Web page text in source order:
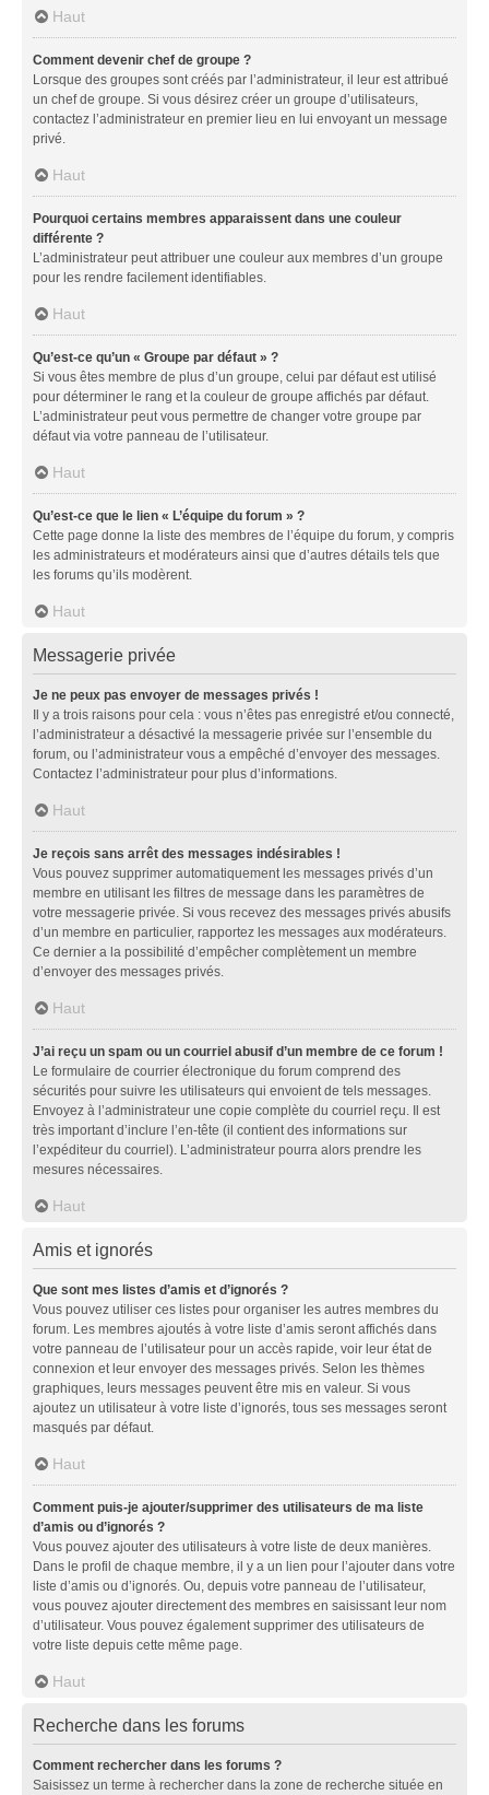
Haut
Comment devenir chef de groupe ?
Lorsque des groupes sont créés par l’administrateur, il leur est attribué
un chef de groupe. Si vous désirez créer un groupe d’utilisateurs,
contactez l’administrateur en premier lieu en lui envoyant un message
privé.
Haut
Pourquoi certains membres apparaissent dans une couleur
différente ?
L’administrateur peut attribuer une couleur aux membres d’un groupe
pour les rendre facilement identifiables.
Haut
Qu’est-ce qu’un « Groupe par défaut » ?
Si vous êtes membre de plus d’un groupe, celui par défaut est utilisé
pour déterminer le rang et la couleur de groupe affichés par défaut.
L’administrateur peut vous permettre de changer votre groupe par
défaut via votre panneau de l’utilisateur.
Haut
Qu’est-ce que le lien « L’équipe du forum » ?
Cette page donne la liste des membres de l’équipe du forum, y compris
les administrateurs et modérateurs ainsi que d’autres détails tels que
les forums qu’ils modèrent.
Haut
Messagerie privée
Je ne peux pas envoyer de messages privés !
Il y a trois raisons pour cela : vous n’êtes pas enregistré et/ou connecté,
l’administrateur a désactivé la messagerie privée sur l’ensemble du
forum, ou l’administrateur vous a empêché d’envoyer des messages.
Contactez l’administrateur pour plus d’informations.
Haut
Je reçois sans arrêt des messages indésirables !
Vous pouvez supprimer automatiquement les messages privés d’un
membre en utilisant les filtres de message dans les paramètres de
votre messagerie privée. Si vous recevez des messages privés abusifs
d’un membre en particulier, rapportez les messages aux modérateurs.
Ce dernier a la possibilité d’empêcher complètement un membre
d’envoyer des messages privés.
Haut
J’ai reçu un spam ou un courriel abusif d’un membre de ce forum !
Le formulaire de courrier électronique du forum comprend des
sécurités pour suivre les utilisateurs qui envoient de tels messages.
Envoyez à l’administrateur une copie complète du courriel reçu. Il est
très important d’inclure l’en-tête (il contient des informations sur
l’expéditeur du courriel). L’administrateur pourra alors prendre les
mesures nécessaires.
Haut
Amis et ignorés
Que sont mes listes d’amis et d’ignorés ?
Vous pouvez utiliser ces listes pour organiser les autres membres du
forum. Les membres ajoutés à votre liste d’amis seront affichés dans
votre panneau de l’utilisateur pour un accès rapide, voir leur état de
connexion et leur envoyer des messages privés. Selon les thèmes
graphiques, leurs messages peuvent être mis en valeur. Si vous
ajoutez un utilisateur à votre liste d’ignorés, tous ses messages seront
masqués par défaut.
Haut
Comment puis-je ajouter/supprimer des utilisateurs de ma liste
d’amis ou d’ignorés ?
Vous pouvez ajouter des utilisateurs à votre liste de deux manières.
Dans le profil de chaque membre, il y a un lien pour l’ajouter dans votre
liste d’amis ou d’ignorés. Ou, depuis votre panneau de l’utilisateur,
vous pouvez ajouter directement des membres en saisissant leur nom
d’utilisateur. Vous pouvez également supprimer des utilisateurs de
votre liste depuis cette même page.
Haut
Recherche dans les forums
Comment rechercher dans les forums ?
Saisissez un terme à rechercher dans la zone de recherche située en